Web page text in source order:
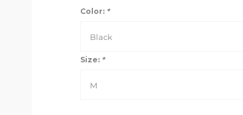
Color: *
Black
Size: *
M